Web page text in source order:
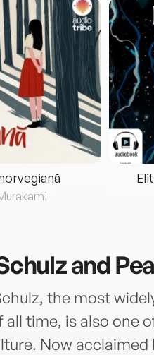
and
the most
time, is also one
Now